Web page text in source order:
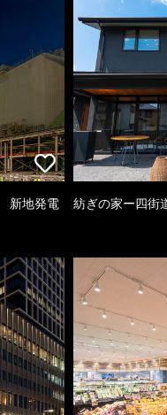
新地発電
紡ぎの家ー四街